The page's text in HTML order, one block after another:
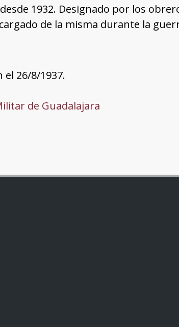
1932. Designado por los
de la misma durante la
26/8/1937.
de Guadalajara